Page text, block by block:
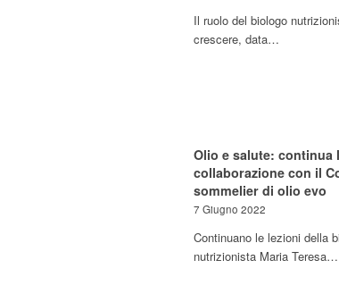
Il ruolo del biologo
crescere, data…
Olio e salute: continua
collaborazione con il
sommelier di olio evo
7 Giugno 2022
Continuano le lezioni della
nutrizionista Maria Teresa…